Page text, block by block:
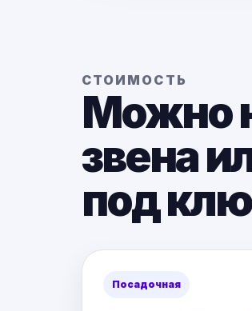
СТОИМОСТЬ
Можно
звена
под
Посадочная